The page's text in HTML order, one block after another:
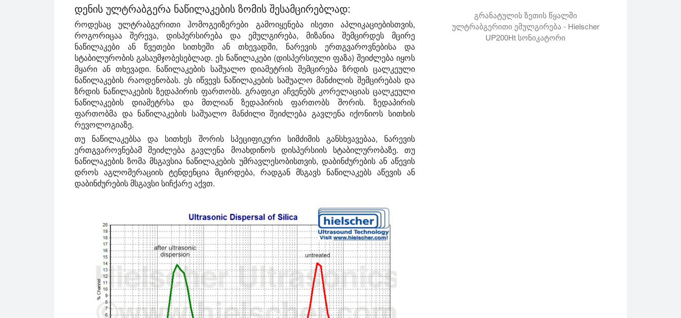
დენის ულტრაბგერა ნაწილაკების ზომის შესამცირებლად:
როდესაც ულტრაბგერითი ჰომოგეიზერები გამოიყენება ისეთი აპლიკაციებისთვის,
როგორიცაა შერევა, დისპერსირება და ემულგირება, მიზანია შემცირდეს მცირე
ნაწილაკები ან წვეთები სითხეში ან თხევადში, ნარევის ერთგვაროვნებისა და
სტაბილურობის გასაუმჯობესებლად. ეს ნაწილაკები (დისპერსიული ფაზა) შეიძლება იყოს
მყარი ან თხევადი. ნაწილაკების საშუალო დიამეტრის შემცირება ზრდის ცალკეული
ნაწილაკების რაოდენობას. ეს იწვევს ნაწილაკების საშუალო მანძილის შემცირებას და
ზრდის ნაწილაკების ზედაპირის ფართობს. გრაფიკი აჩვენებს კორელაციას ცალკეული
ნაწილაკების დიამეტრსა და მთლიან ზედაპირის ფართობს შორის. ზედაპირის
ფართობმა და ნაწილაკების საშუალო მანძილი შეიძლება გავლენა იქონიოს სითხის
რევოლოგიაზე.
თუ ნაწილაკებსა და სითხეს შორის სპეციფიკური სიმძიმის განსხვავებაა, ნარევის
ერთგვაროვნებამ შეიძლება გავლენა მოახდინოს დისპერსიის სტაბილურობაზე. თუ
ნაწილაკების ზომა მსგავსია ნაწილაკების უმრავლესობისთვის, დაბინძურების ან აწევის
დროს აგლომერაციის ტენდენცია მცირდება, რადგან მსგავს ნაწილაკებს აწევის ან
დაბინძურების მსგავსი სიჩქარე აქვთ.
გრანატულის ზეთის წყალში
ულტრაბგერითი ემულგირება - Hielscher
UP200Ht სონიკატორი